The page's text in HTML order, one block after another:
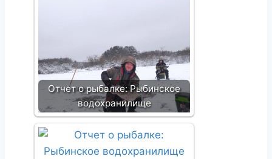
Отчет о рыбалке: Рыбинское
водохранилище